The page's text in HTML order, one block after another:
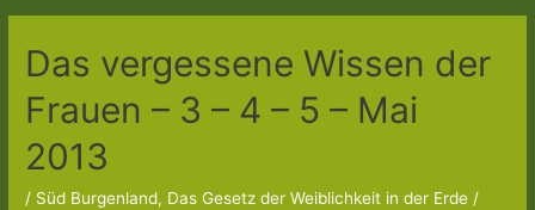
Das vergessene Wissen der
Frauen – 3 – 4 – 5 – Mai
2013
/ Süd Burgenland, Das Gesetz der Weiblichkeit in der Erde /